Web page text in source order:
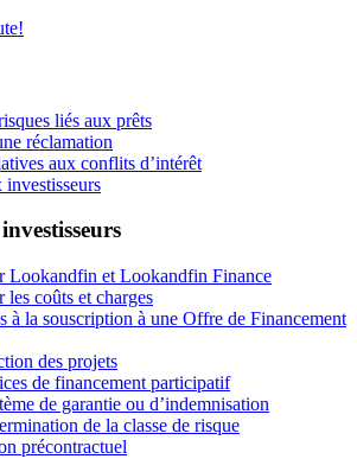
liés aux prêts
réclamation
aux conflits d’intérêt
Lookandfin et Lookandfin Finance
coûts et charges
à la souscription à une Offre de Financement
des projets
de financement participatif
de garantie ou d’indemnisation
de la classe de risque
précontractuel